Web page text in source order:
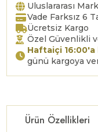
Uluslararası
Vade Farksız 6
Ücretsiz Kargo
Özel Güvenlikli
Haftaiçi
günü kargoya
Ürün Özellikleri